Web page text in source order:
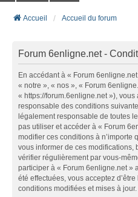
Accueil Accueil du forum
Forum 6enligne.net -
En accédant à « Forum
« notre », « nos », « Forum
« https://forum.6enligne.net »), vous
responsable des conditions
légalement responsable de toutes
pas utiliser et accéder à « Forum
modifier ces conditions à n’importe
vous informer de ces
vérifier régulièrement par vous-
participer à « Forum 6enligne.net »
été effectuées, vous acceptez
conditions modifiées et mises à jour.